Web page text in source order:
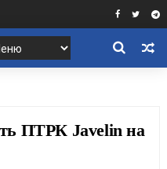
ПТРК Javelin на